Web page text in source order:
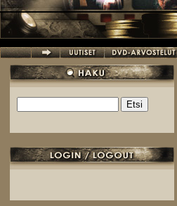
Hakulomake